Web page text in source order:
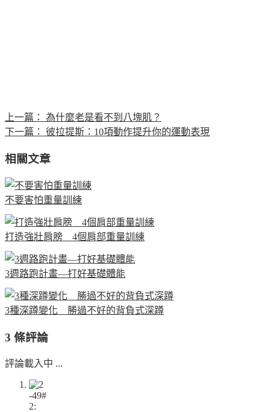
上一篇：
為什麼老是看不到八塊肌？
下一篇：
彼拉提斯：10項動作提升你的運動表現
相關文章
不要害怕重量訓練
打造強壯肩膀 4個肩部重量訓練
3週路跑計畫—打好基礎體能
3種深蹲變化 勝過不好的背負式深蹲
3 條評論
評論載入中 ...
-49#
2: